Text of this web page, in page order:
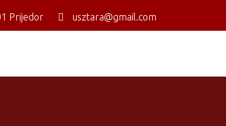
Prijedor usztara@gmail.com